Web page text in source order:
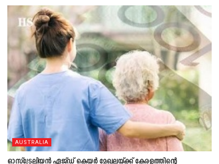
AUSTRALIA
ഓസ്‌ട്രേലിയൻ ഏജ്ഡ് കെയർ മേഖലയ്ക്ക് കേരളത്തിന്റെ